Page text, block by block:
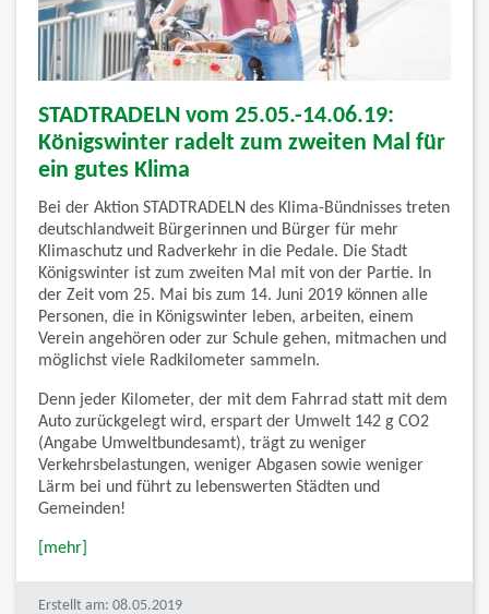
STADTRADELN vom 25.05.-14.06.19:
Königswinter radelt zum zweiten Mal für
ein gutes Klima
Bei der Aktion STADTRADELN des Klima-Bündnisses treten
deutschlandweit Bürgerinnen und Bürger für mehr
Klimaschutz und Radverkehr in die Pedale. Die Stadt
Königswinter ist zum zweiten Mal mit von der Partie. In
der Zeit vom 25. Mai bis zum 14. Juni 2019 können alle
Personen, die in Königswinter leben, arbeiten, einem
Verein angehören oder zur Schule gehen, mitmachen und
möglichst viele Radkilometer sammeln.
Denn jeder Kilometer, der mit dem Fahrrad statt mit dem
Auto zurückgelegt wird, erspart der Umwelt 142 g CO2
(Angabe Umweltbundesamt), trägt zu weniger
Verkehrsbelastungen, weniger Abgasen sowie weniger
Lärm bei und führt zu lebenswerten Städten und
Gemeinden!
[mehr]
Erstellt am: 08.05.2019